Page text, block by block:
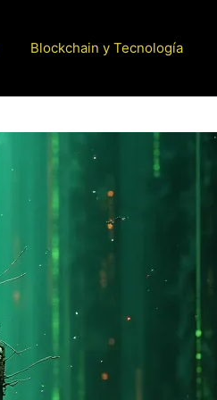
Blockchain y Tecnología